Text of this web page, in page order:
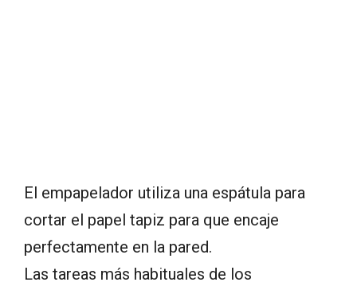
El empapelador utiliza una espátula para
cortar el papel tapiz para que encaje
perfectamente en la pared.
Las tareas más habituales de los